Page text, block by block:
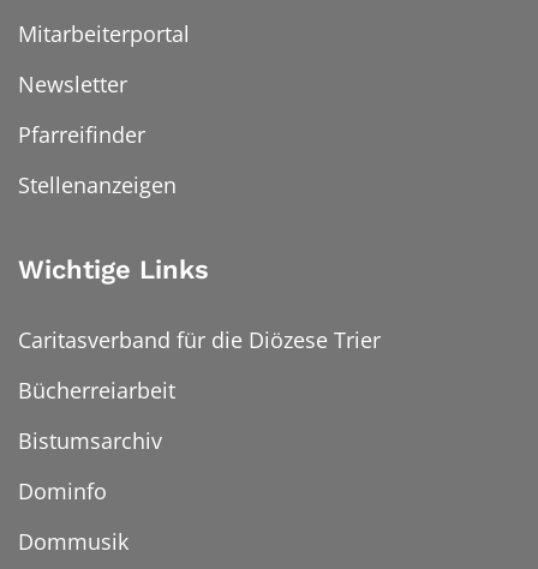
Mitarbeiterportal
Newsletter
Pfarreifinder
Stellenanzeigen
Wichtige Links
Caritasverband für die Diözese Trier
Bücherreiarbeit
Bistumsarchiv
Dominfo
Dommusik